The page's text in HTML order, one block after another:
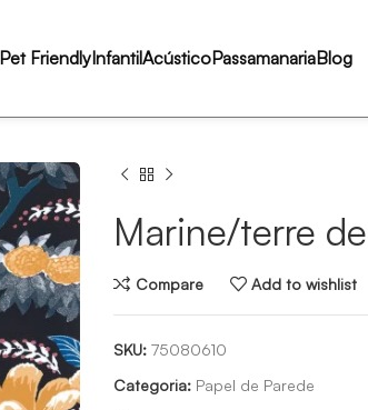
Pet FriendlyInfantilAcústicoPassamanariaBlog
Marine/terre
Compare Add to wishlist
SKU: 75080610
Categoria: Papel de Parede